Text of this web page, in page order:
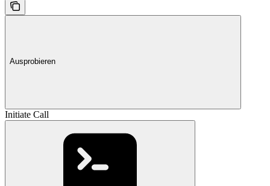
Ausprobieren
Initiate Call